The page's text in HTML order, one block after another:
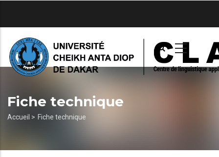
principal
Fiche technique
Fil
Accueil > Fiche technique